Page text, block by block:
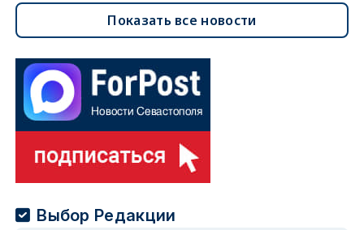
Показать все новости
Выбор Редакции